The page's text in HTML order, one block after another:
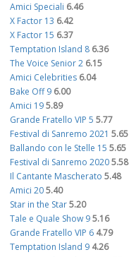
Amici Speciali 6.46
X Factor 13 6.42
X Factor 15 6.37
Temptation Island 8 6.36
The Voice Senior 2 6.15
Amici Celebrities 6.04
Bake Off 9 6.00
Amici 195.89
Grande Fratello VIP 5 5.77
Festival di Sanremo 2021 5.65
Ballando con le Stelle 15 5.65
Festival di Sanremo 20205.58
Il Cantante Mascherato 5.48
Amici 205.40
Star in the Star5.20
Tale e Quale Show 95.16
Grande Fratello VIP 6 4.79
Temptation Island 9 4.26